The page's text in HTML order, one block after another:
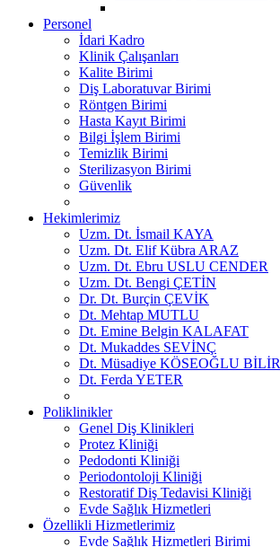
Personel
İdari Kadro
Klinik Çalışanları
Kalite Birimi
Diş Laboratuvar Birimi
Röntgen Birimi
Hasta Kayıt Birimi
Bilgi İşlem Birimi
Temizlik Birimi
Sterilizasyon Birimi
Güvenlik
Hekimlerimiz
Uzm. Dt. İsmail KAYA
Uzm. Dt. Elif Kübra ARAZ
Uzm. Dt. Ebru USLU CENDER
Uzm. Dt. Bengi ÇETİN
Dr. Dt. Burçin ÇEVİK
Dt. Mehtap MUTLU
Dt. Emine Belgin KALAFAT
Dt. Mukaddes SEVİNÇ
Dt. Müsadiye KÖSEOĞLU BİLİR
Dt. Ferda YETER
Poliklinikler
Genel Diş Klinikleri
Protez Kliniği
Pedodonti Kliniği
Periodontoloji Kliniği
Restoratif Diş Tedavisi Kliniği
Evde Sağlık Hizmetleri
Özellikli Hizmetlerimiz
Evde Sağlık Hizmetleri Birimi